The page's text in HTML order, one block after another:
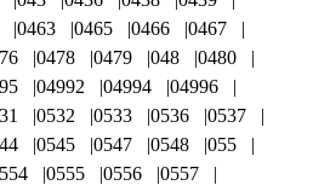
0463 0465 0466
0467
0478 0479 048
0480
04992 04994
04996
0532 0533 0536
0537
0545 0547 0548
055
0555 0556
0557